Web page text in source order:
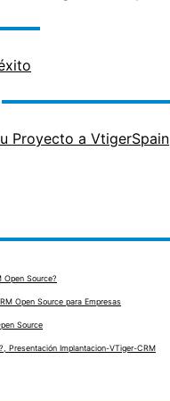
Proyecto a VtigerSpain
Open Source?
Open Source para Empresas
Source
Presentación Implantacion-VTiger-CRM